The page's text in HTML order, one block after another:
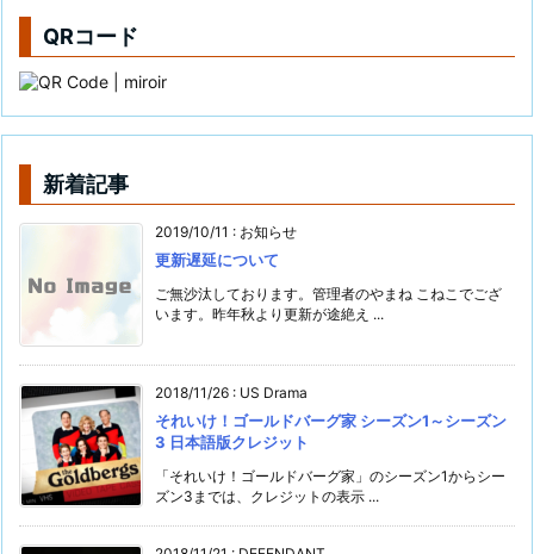
QRコード
新着記事
2019/10/11 : お知らせ
更新遅延について
ご無沙汰しております。管理者のやまね こねこでござ
います。昨年秋より更新が途絶え ...
2018/11/26 : US Drama
それいけ！ゴールドバーグ家 シーズン1～シーズン
3 日本語版クレジット
「それいけ！ゴールドバーグ家」のシーズン1からシー
ズン3までは、クレジットの表示 ...